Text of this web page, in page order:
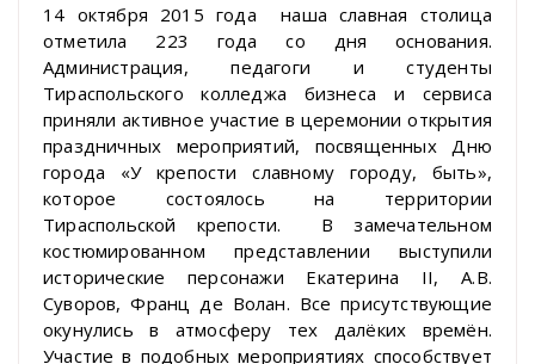
14 октября 2015 года наша славная столица
отметила 223 года со дня основания.
Администрация, педагоги и студенты
Тираспольского колледжа бизнеса и сервиса
приняли активное участие в церемонии открытия
праздничных мероприятий, посвященных Дню
города «У крепости славному городу, быть»,
которое состоялось на территории
Тираспольской крепости. В замечательном
костюмированном представлении выступили
исторические персонажи Екатерина II, А.В.
Суворов, Франц де Волан. Все присутствующие
окунулись в атмосферу тех далёких времён.
Участие в подобных мероприятиях способствует